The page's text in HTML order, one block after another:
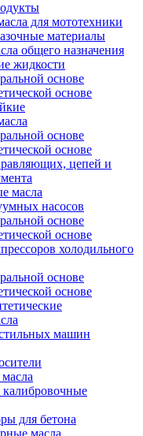
для мототехники
материалы
общего назначения
жидкости
основе
основе
основе
основе
цепей и
масла
насосов
основе
основе
холодильного
основе
основе
машин
для бетона
масла